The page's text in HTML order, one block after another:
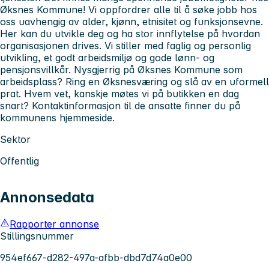
Øksnes Kommune! Vi oppfordrer alle til å søke jobb hos
oss uavhengig av alder, kjønn, etnisitet og funksjonsevne.
Her kan du utvikle deg og ha stor innflytelse på hvordan
organisasjonen drives. Vi stiller med faglig og personlig
utvikling, et godt arbeidsmiljø og gode lønn- og
pensjonsvillkår. Nysgjerrig på Øksnes Kommune som
arbeidsplass? Ring en Øksnesværing og slå av en uformell
prat. Hvem vet, kanskje møtes vi på butikken en dag
snart? Kontaktinformasjon til de ansatte finner du på
kommunens hjemmeside.
Sektor
Offentlig
Annonsedata
Rapporter annonse
Stillingsnummer
954ef667-d282-497a-afbb-dbd7d74a0e00